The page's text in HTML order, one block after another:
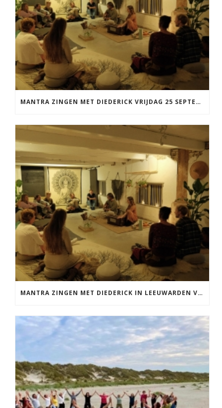
MANTRA ZINGEN MET DIEDERICK VRIJDAG 25 SEPTEMBER EN 20 NOVEMBER
MANTRA ZINGEN MET DIEDERICK IN LEEUWARDEN VRIJDAG 12 JUNI KIRTAN